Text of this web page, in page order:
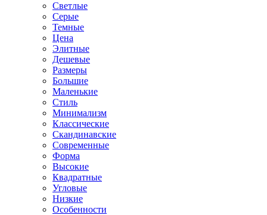
Светлые
Серые
Темные
Цена
Элитные
Дешевые
Размеры
Большие
Маленькие
Стиль
Минимализм
Классические
Скандинавские
Современные
Форма
Высокие
Квадратные
Угловые
Низкие
Особенности